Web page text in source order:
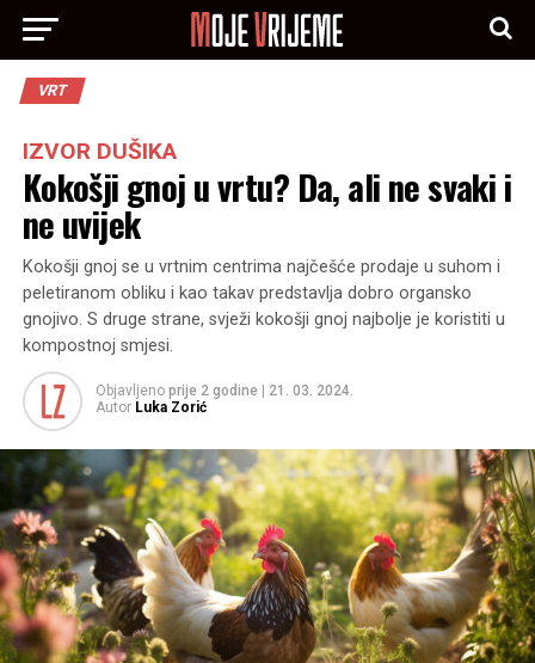
VRT
IZVOR DUŠIKA
Kokošji gnoj u vrtu? Da, ali ne svaki i
ne uvijek
Kokošji gnoj se u vrtnim centrima najčešće prodaje u suhom i
peletiranom obliku i kao takav predstavlja dobro organsko
gnojivo. S druge strane, svježi kokošji gnoj najbolje je koristiti u
kompostnoj smjesi.
Objavljeno prije 2 godine
21. 03. 2024.
Autor Luka Zorić